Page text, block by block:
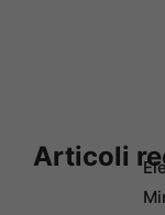
Articoli